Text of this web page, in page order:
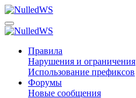
Правила
Нарушения и ограничения
Использование префиксов
Форумы
Новые сообщения